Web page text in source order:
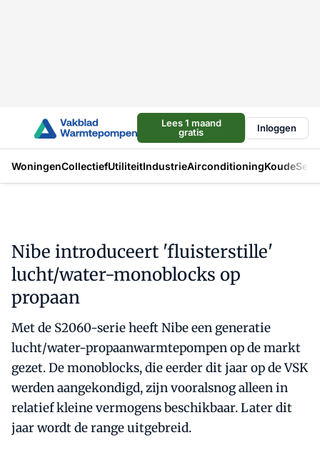
Lees 1 maand
gratis
Inloggen
WoningenCollectiefUtiliteitIndustrieAirconditioningKoude
Nibe introduceert 'fluisterstille'
lucht/water-monoblocks op
propaan
Met de S2060-serie heeft Nibe een generatie
lucht/water-propaanwarmtepompen op de markt
gezet. De monoblocks, die eerder dit jaar op de VSK
werden aangekondigd, zijn vooralsnog alleen in
relatief kleine vermogens beschikbaar. Later dit
jaar wordt de range uitgebreid.